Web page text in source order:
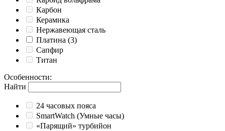
Карбон
Керамика
Нержавеющая сталь
Платина (3)
Сапфир
Титан
Особенности:
Найти
24 часовых пояса
SmartWatch (Умные часы)
«Парящий» турбийон